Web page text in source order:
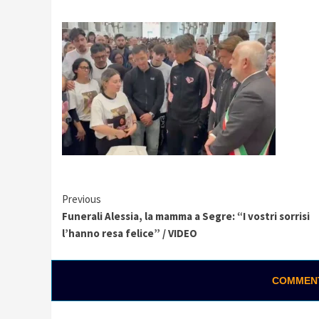
Continue
Reading
Previous
Funerali Alessia, la mamma a Segre: “I vostri sorrisi
l’hanno resa felice” / VIDEO
Palermo e